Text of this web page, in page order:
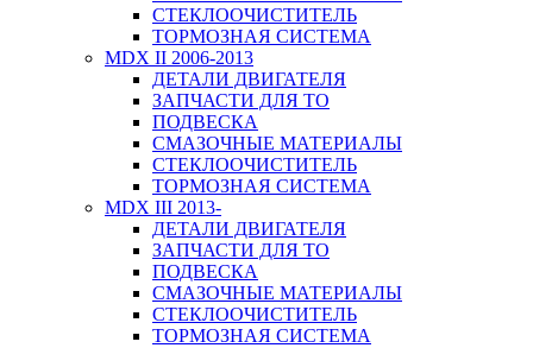
СТЕКЛООЧИСТИТЕЛЬ
ТОРМОЗНАЯ СИСТЕМА
MDX II 2006-2013
ДЕТАЛИ ДВИГАТЕЛЯ
ЗАПЧАСТИ ДЛЯ ТО
ПОДВЕСКА
СМАЗОЧНЫЕ МАТЕРИАЛЫ
СТЕКЛООЧИСТИТЕЛЬ
ТОРМОЗНАЯ СИСТЕМА
MDX III 2013-
ДЕТАЛИ ДВИГАТЕЛЯ
ЗАПЧАСТИ ДЛЯ ТО
ПОДВЕСКА
СМАЗОЧНЫЕ МАТЕРИАЛЫ
СТЕКЛООЧИСТИТЕЛЬ
ТОРМОЗНАЯ СИСТЕМА